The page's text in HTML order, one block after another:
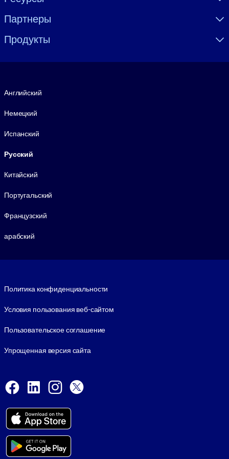
Партнеры
Продукты
Английский
Немецкий
Испанский
Русский
Китайский
Португальский
Французский
арабский
Политика конфиденциальности
Условия пользования веб-сайтом
Пользовательское соглашение
Упрощенная версия сайта
Facebook
LinkedInInstagram